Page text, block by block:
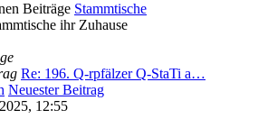
Stammtische
ihr Zuhause
Re: 196. Q-rpfälzer Q-StaTi a…
Neuester Beitrag
12:55